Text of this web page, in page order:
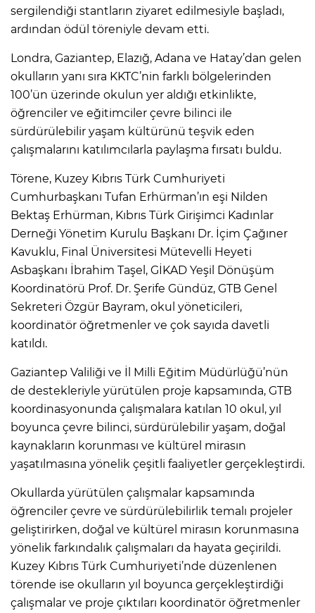
sergilendiği stantların ziyaret edilmesiyle başladı,
ardından ödül töreniyle devam etti.
Londra, Gaziantep, Elazığ, Adana ve Hatay’dan gelen
okulların yanı sıra KKTC’nin farklı bölgelerinden
100’ün üzerinde okulun yer aldığı etkinlikte,
öğrenciler ve eğitimciler çevre bilinci ile
sürdürülebilir yaşam kültürünü teşvik eden
çalışmalarını katılımcılarla paylaşma fırsatı buldu.
Törene, Kuzey Kıbrıs Türk Cumhuriyeti
Cumhurbaşkanı Tufan Erhürman’ın eşi Nilden
Bektaş Erhürman, Kıbrıs Türk Girişimci Kadınlar
Derneği Yönetim Kurulu Başkanı Dr. İçim Çağıner
Kavuklu, Final Üniversitesi Mütevelli Heyeti
Asbaşkanı İbrahim Taşel, GİKAD Yeşil Dönüşüm
Koordinatörü Prof. Dr. Şerife Gündüz, GTB Genel
Sekreteri Özgür Bayram, okul yöneticileri,
koordinatör öğretmenler ve çok sayıda davetli
katıldı.
Gaziantep Valiliği ve İl Milli Eğitim Müdürlüğü’nün
de destekleriyle yürütülen proje kapsamında, GTB
koordinasyonunda çalışmalara katılan 10 okul, yıl
boyunca çevre bilinci, sürdürülebilir yaşam, doğal
kaynakların korunması ve kültürel mirasın
yaşatılmasına yönelik çeşitli faaliyetler gerçekleştirdi.
Okullarda yürütülen çalışmalar kapsamında
öğrenciler çevre ve sürdürülebilirlik temalı projeler
geliştirirken, doğal ve kültürel mirasın korunmasına
yönelik farkındalık çalışmaları da hayata geçirildi.
Kuzey Kıbrıs Türk Cumhuriyeti’nde düzenlenen
törende ise okulların yıl boyunca gerçekleştirdiği
çalışmalar ve proje çıktıları koordinatör öğretmenler